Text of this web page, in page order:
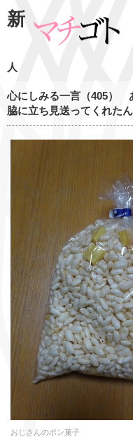
新
人
心にしみる一言（405）
脇に立ち見送ってくれた
おじさんのポン菓子